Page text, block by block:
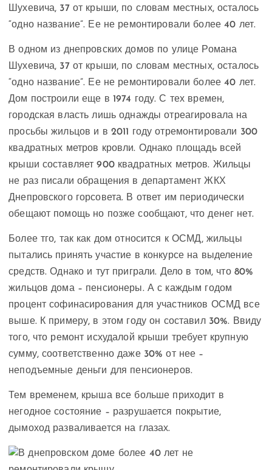
Шухевича, 37 от крыши, по словам местных, осталось
“одно название”. Ее не ремонтировали более 40 лет.
В одном из днепровских домов по улице Романа
Шухевича, 37 от крыши, по словам местных, осталось
“одно название”. Ее не ремонтировали более 40 лет.
Дом построили еще в 1974 году. С тех времен,
городская власть лишь однажды отреагировала на
просьбы жильцов и в 2011 году отремонтировали 300
квадратных метров кровли. Однако площадь всей
крыши составляет 900 квадратных метров. Жильцы
не раз писали обращения в департамент ЖКХ
Днепровского горсовета. В ответ им периодически
обещают помощь но позже сообщают, что денег нет.
Более тго, так как дом относится к ОСМД, жильцы
пытались принять участие в конкурсе на выделение
средств. Однако и тут приграли. Дело в том, что 80%
жильцов дома – пенсионеры. А с каждым годом
процент софинасирования для участников ОСМД все
выше. К примеру, в этом году он составил 30%. Ввиду
того, что ремонт исхудалой крыши требует крупную
сумму, соответственно даже 30% от нее –
неподъемные деньги для пенсионеров.
Тем временем, крыша все больше приходит в
негодное состояние – разрушается покрытие,
дымоход разваливается на глазах.